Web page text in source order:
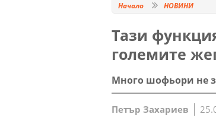
Начало НОВИНИ
Тази
големите
Много шофьори не
Петър Захариев